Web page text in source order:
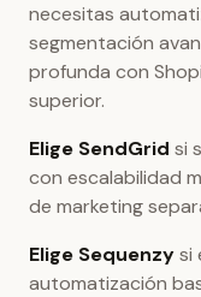
necesitas
segmentación
profunda con
superior.
Elige SendGrid si
con escalabilidad
de marketing
Elige Sequenzysi
automatización